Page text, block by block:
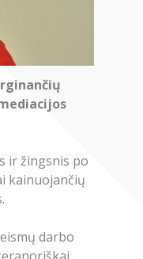
ir žingsnis po
kainuojančių
darbo